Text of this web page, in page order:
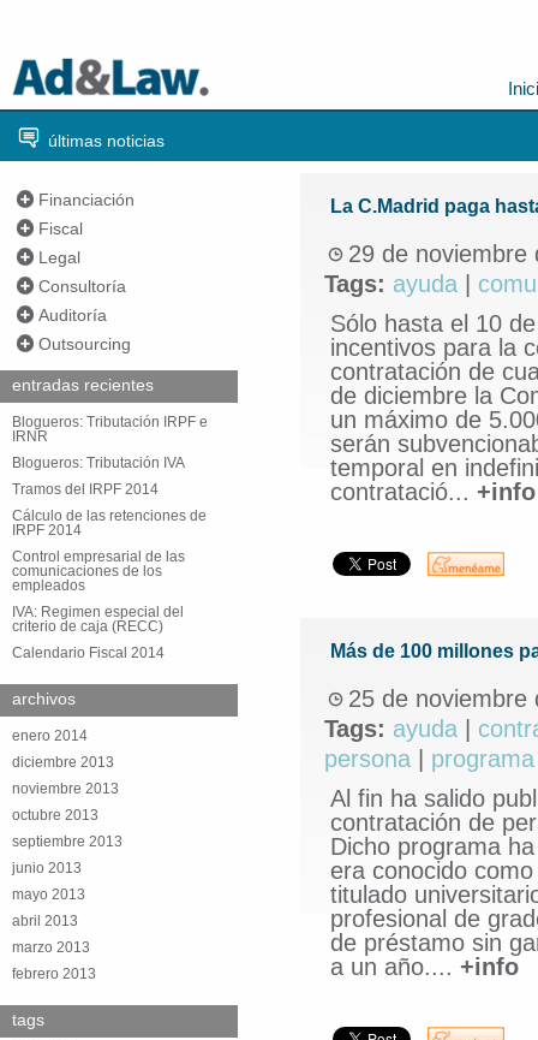
últimas noticias
Financiación
Fiscal
Legal
Consultoría
Auditoría
Outsourcing
entradas recientes
Blogueros: Tributación IRPF e
IRNR
Blogueros: Tributación IVA
Tramos del IRPF 2014
Cálculo de las retenciones de
IRPF 2014
Control empresarial de las
comunicaciones de los
empleados
IVA: Regimen especial del
criterio de caja (RECC)
Calendario Fiscal 2014
archivos
enero 2014
diciembre 2013
noviembre 2013
octubre 2013
septiembre 2013
junio 2013
mayo 2013
abril 2013
marzo 2013
febrero 2013
tags
La C.Madrid paga
29 de noviembre
Tags: ayuda
Sólo hasta el 10
incentivos para la
contratación de
de diciembre la
un máximo de
serán
temporal en
contratació... +info
Más de 100 millones
25 de noviembre
Tags: ayuda
persona
programa
Al fin ha salido
contratación de
Dicho programa
era conocido
titulado
profesional de
de préstamo sin
a un año.... +info